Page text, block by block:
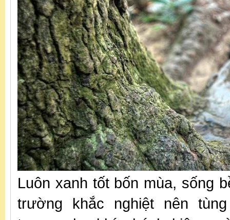
Luôn xanh tốt bốn mùa, sống
trường khắc nghiệt nên